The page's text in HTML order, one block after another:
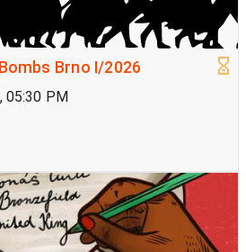
Brno I/2026
05:30 PM